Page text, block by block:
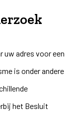
uw adres voor een
is onder andere
het Besluit